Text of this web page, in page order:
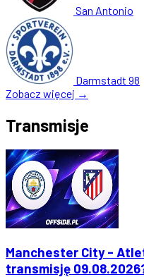
San Antonio
Darmstadt 98
Zobacz więcej →
Transmisje
Manchester City -
transmisję